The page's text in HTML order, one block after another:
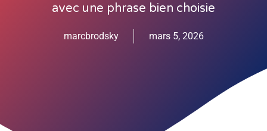
avec une phrase bien choisie
marcbrodsky mars 5, 2026